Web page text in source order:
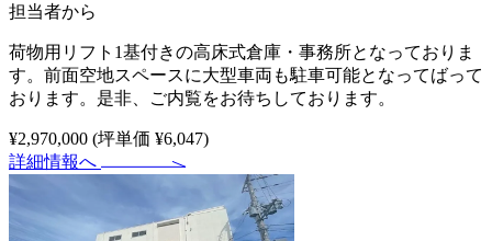
担当者から
荷物用リフト1基付きの高床式倉庫・事務所となっておりま
す。前面空地スペースに大型車両も駐車可能となってばって
おります。是非、ご内覧をお待ちしております。
¥2,970,000 (坪単価 ¥6,047)
詳細情報へ